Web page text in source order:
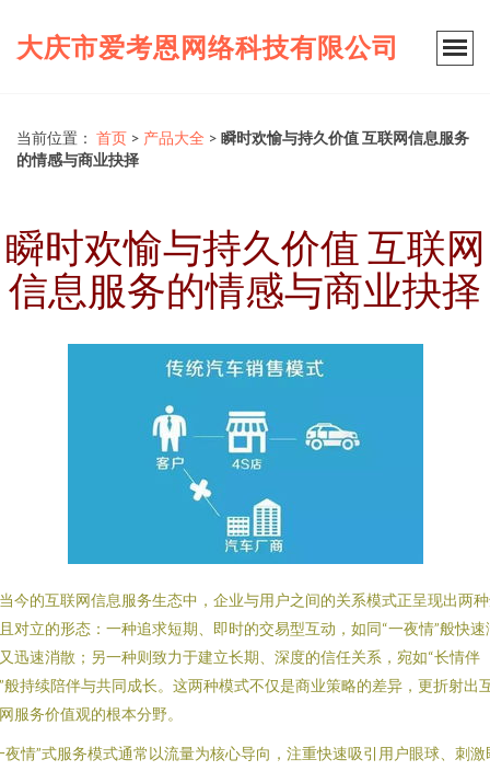
大庆市爱考恩网络科技有限公司
当前位置： 首页 > 产品大全 > 瞬时欢愉与持久价值 互联网信息服务
的情感与商业抉择
瞬时欢愉与持久价值 互联网
信息服务的情感与商业抉择
今的互联网信息服务生态中，企业与用户之间的关系模式正呈现出两
对立的形态：一种追求短期、即时的交易型互动，如同“一夜情”般快速
迅速消散；另一种则致力于建立长期、深度的信任关系，宛如“长情伴
般持续陪伴与共同成长。这两种模式不仅是商业策略的差异，更折射出
服务价值观的根本分野。
夜情”式服务模式通常以流量为核心导向，注重快速吸引用户眼球、刺激